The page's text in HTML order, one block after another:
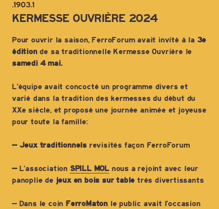
.1903.1
KERMESSE OUVRIÈRE 2024
Pour ouvrir la saison, FerroForum avait invité à la 3e
éditionde sa traditionnelle Kermesse Ouvrière le
samedi 4 mai.
L’équipe avait concocté un programme divers et
varié dans la tradition des kermesses du début du
XXe siècle, et proposé une journée animée et joyeuse
pour toute la famille:
– Jeux traditionnels revisités façon FerroForum
–L’association SPILL MOL nous a rejoint avec leur
panoplie de jeuxen bois sur tabletrès divertissants
– Dans le coin FerroMaton le public avait l’occasion